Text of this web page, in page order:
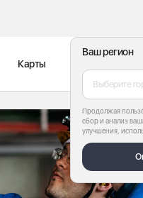
Ваш регион
Выберите
Продолжая
сбор и анализ
улучшения,
Карты